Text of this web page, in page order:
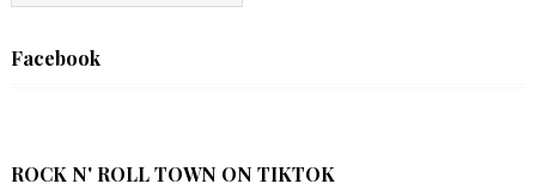
Facebook
ROCK N' ROLL TOWN ON TIKTOK